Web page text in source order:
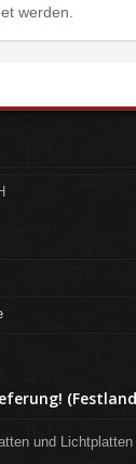
werden.
und